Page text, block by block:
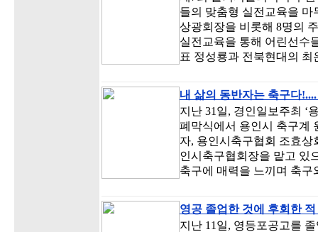
들의 맞춤형 실전교육을 마
상광회장을 비롯해 8명의
실전교육을 통해 어린선수
표 정성룡과 전북현대의
내 삶의 동반자는 축구다
지난 31일, 경인일보주최 ‘
폐막식에서 용인시 축구계
자, 용인시축구협회 조효상
인시축구협회장을 맡고 있
축구에 매력을 느끼며 축
영공 졸업한 것에 후회한
지난 11일, 영등포공고를